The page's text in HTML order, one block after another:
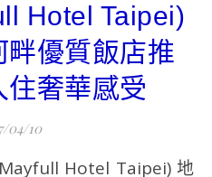
Hotel Taipei)
優質飯店推
住奢華感受
04/10